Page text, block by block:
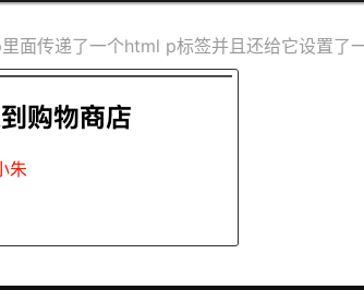
面传递了一个html p标签并且还给它设置了